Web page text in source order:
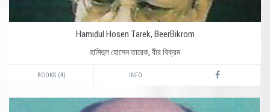
Hamidul Hosen Tarek, BeerBikrom
হামিদুল হোসেন তারেক, বীর বিক্রম
BOOKS (4) INFO